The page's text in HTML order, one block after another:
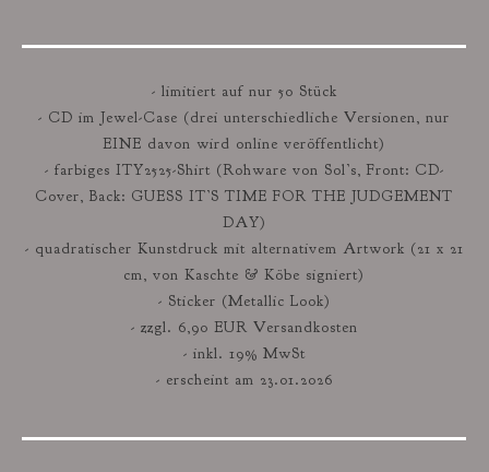
- limitiert auf nur 50 Stück
- CD im Jewel-Case (drei unterschiedliche Versionen, nur
EINE davon wird online veröffentlicht)
- farbiges ITY2525-Shirt (Rohware von Sol’s, Front: CD-
Cover, Back: GUESS IT’S TIME FOR THE JUDGEMENT
DAY)
- quadratischer Kunstdruck mit alternativem Artwork (21 x 21
cm, von Kaschte & Köbe signiert)
- Sticker (Metallic Look)
- zzgl. 6,90 EUR Versandkosten
- inkl. 19% MwSt
- erscheint am 23.01.2026